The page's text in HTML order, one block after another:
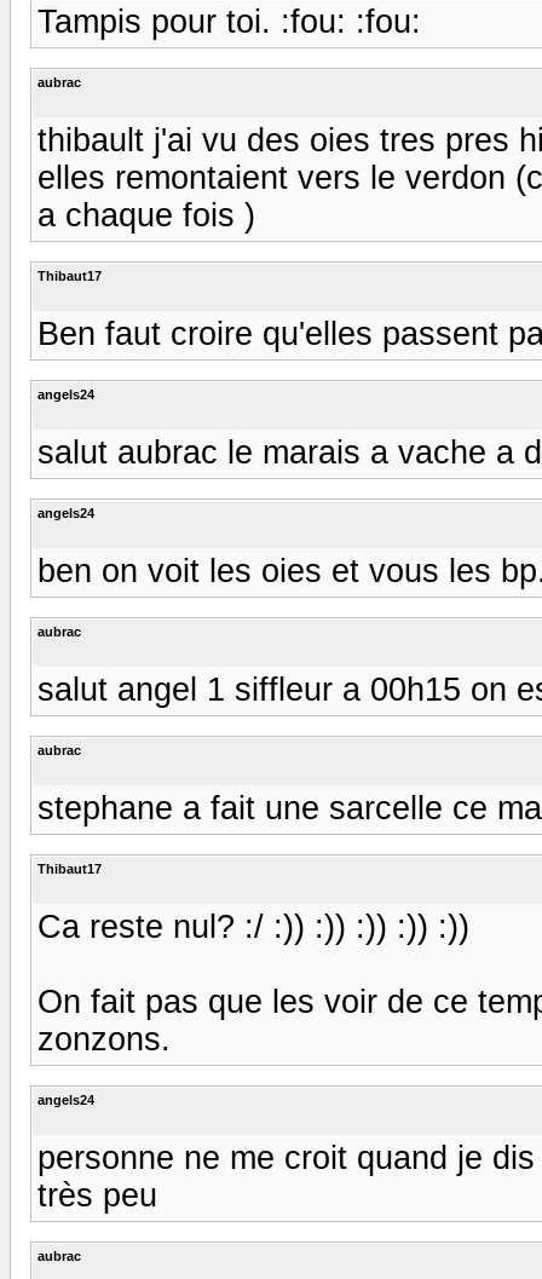
Tampis pour toi. :fou: :fou:
aubrac
thibault j'ai vu des oies tres pres
elles remontaient vers le verdon
a chaque fois )
Thibaut17
Ben faut croire qu'elles passent
angels24
salut aubrac le marais a vache a
angels24
ben on voit les oies et vous les
aubrac
salut angel 1 siffleur a 00h15 on
aubrac
stephane a fait une sarcelle ce
Thibaut17
Ca reste nul? :/ :)) :)) :)) :)) :))
On fait pas que les voir de ce
zonzons.
angels24
personne ne me croit quand je
très peu
aubrac